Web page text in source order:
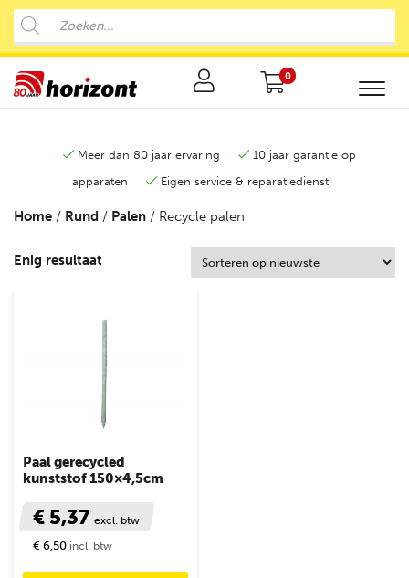
0
Meer dan 80 jaar ervaring
10 jaar garantie op
apparaten
Eigen service & reparatiedienst
Enig resultaat
Paal gerecycled
kunststof 150×4,5cm
€ 5,37 excl. btw
€ 6,50 incl. btw
Home / Rund / Palen / Recycle palen